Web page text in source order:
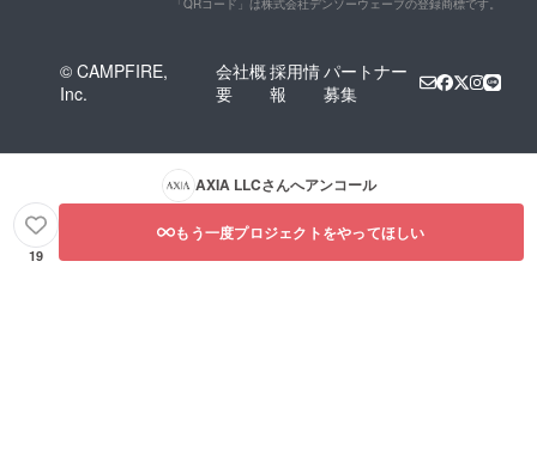
「QRコード」は株式会社デンソーウェーブの登録商標です。
© CAMPFIRE,
Inc.
会社概
要
採用情
報
パートナー
募集
AXIA LLCさんへアンコール
19
もう一度プロジェクトをやってほしい